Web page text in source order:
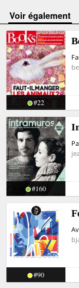
voir également
#22
#160
#90